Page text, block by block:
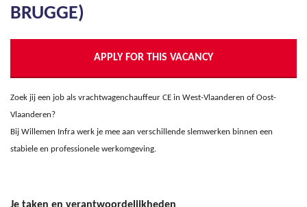
BRUGGE)
APPLY FOR THIS VACANCY
Zoek jij een job als vrachtwagenchauffeur CE in West-Vlaanderen of Oost-
Vlaanderen?
Bij Willemen Infra werk je mee aan verschillende slemwerken binnen een
stabiele en professionele werkomgeving.
Je taken en verantwoordelijkheden